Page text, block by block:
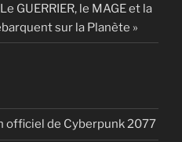
Le GUERRIER, le MAGE et la
sur la Planète »
officiel de Cyberpunk 2077